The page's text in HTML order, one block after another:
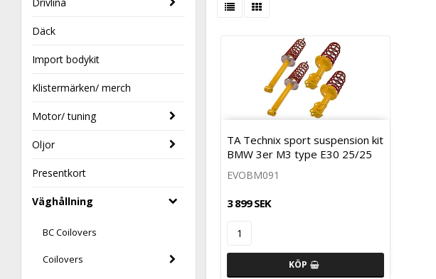
Däck
Import bodykit
Klistermärken/ merch
Motor/ tuning
Oljor
Presentkort
Väghållning
BC Coilovers
Coilovers
TA Technix sport suspension kit
BMW 3er M3 type E30 25/25
EVOBM091
3 899 SEK
KÖP